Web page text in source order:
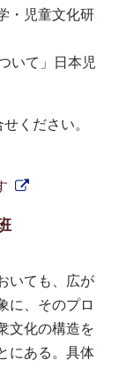
・児童文化研
いて」日本児
ください。
いても、広が
に、そのプロ
文化の構造を
にある。具体